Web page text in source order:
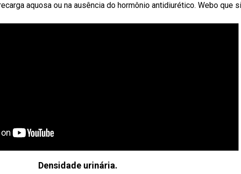
aquosa ou na ausência do hormônio antidiurético. Webo que
Densidade urinária.